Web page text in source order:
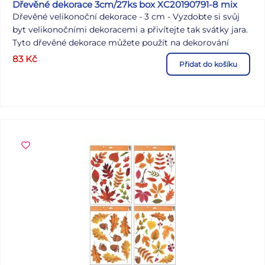
Dřevěné dekorace 3cm/27ks box XC20190791-8 mix
Dřevěné velikonoční dekorace - 3 cm - Vyzdobte si svůj
byt velikonočními dekoracemi a přivítejte tak svátky jara.
Tyto dřevěné dekorace můžete použít na dekorování
velikonočních věnců, košíčků, větviček apod. BALENÍ
OSBAHUJE: - 27 ks velikonočních barevných dekorací (9
83 Kč Přidat do košíku